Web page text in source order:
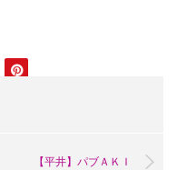
【平井】パブＡＫＩ